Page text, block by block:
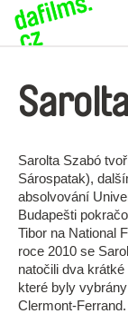
Sarolta Szabó
Sárospatak),
absolvování
Budapešti
Tibor na National
roce 2010 se
natočili dva
které byly
Clermont-